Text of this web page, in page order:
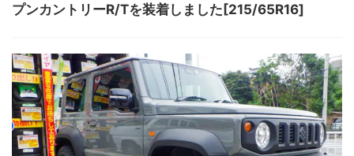
プンカントリーR/Tを装着しました[215/65R16]